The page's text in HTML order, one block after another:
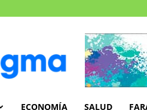
ECONOMÍA SALUD